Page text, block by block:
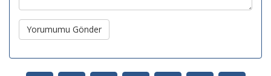
Yorumumu Gönder